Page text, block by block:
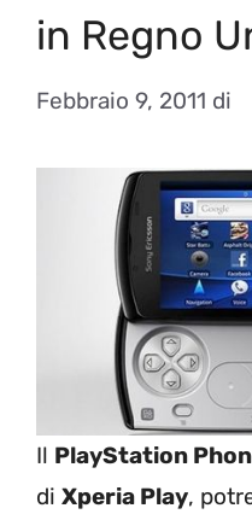
in Regno
Febbraio 9, 2011 di
Il PlayStation
di Xperia Play,